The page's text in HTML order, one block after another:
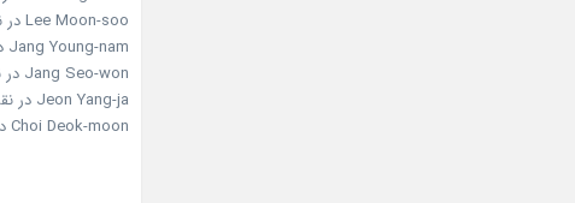
Lee Moon-soo در نقش college graduate Geum
Jang Young-nam در نقش Oh Mi-ja
Jang Seo-won در نقش Hwang Min-gook
Jeon Yang-ja در نقش Baek Soo-bok
Choi Deok-moon در نقش Tae-ri’s uncle